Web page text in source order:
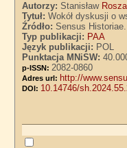
Autorzy:Stanisław
Tytuł:Wokół dyskusji o
Źródło:Sensus
Typ publikacji: PAA
Język publikacji: POL
Punktacja MNiSW:
p-ISSN: 2082-0860
Adres url: http://
DOI: 10.14746/